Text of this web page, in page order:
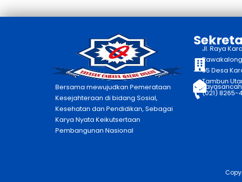
Bersama mewujudkan Pemerataan
Kesejahteraan di bidang Sosial,
Kesehatan dan Pendidikan, Sebagai
Karya Nyata Keikutsertaan
Pembangunan Nasional
Jl. Raya
Rawakalong
05 Desa
Tambun
(021) 8265-